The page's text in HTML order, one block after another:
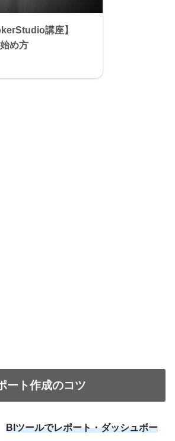
講座】
め方
ート作成のコツ
BIツールでレポート・ダッシュボー